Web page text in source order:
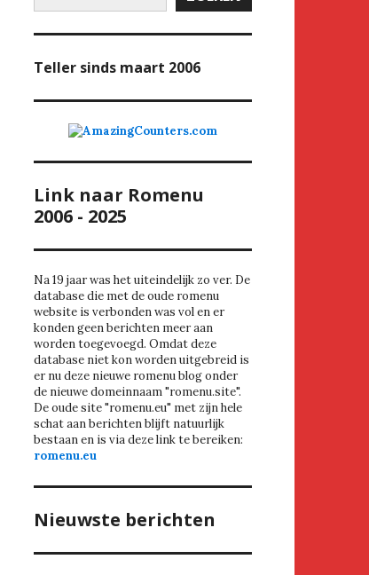
Teller sinds maart 2006
Link naar Romenu
2006 - 2025
Na 19 jaar was het uiteindelijk zo ver. De
database die met de oude romenu
website is verbonden was vol en er
konden geen berichten meer aan
worden toegevoegd. Omdat deze
database niet kon worden uitgebreid is
er nu deze nieuwe romenu blog onder
de nieuwe domeinnaam "romenu.site".
De oude site "romenu.eu" met zijn hele
schat aan berichten blijft natuurlijk
bestaan en is via deze link te bereiken:
romenu.eu
Nieuwste berichten